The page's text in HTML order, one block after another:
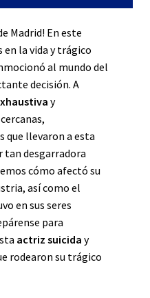
Madrid! En este
la vida y trágico
al mundo del
decisión. A
y
que llevaron a esta
desgarradora
cómo afectó su
así como el
en sus seres
para
actriz suicida y
rodearon su trágico